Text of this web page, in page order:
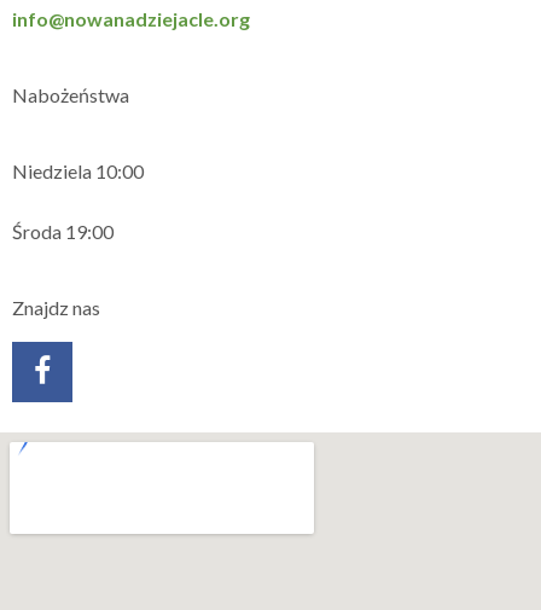
info@nowanadziejacle.org
Nabożeństwa
Niedziela 10:00
Środa 19:00
Znajdz nas